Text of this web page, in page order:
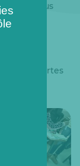
nous
40
Ville.
nous
ouvertes